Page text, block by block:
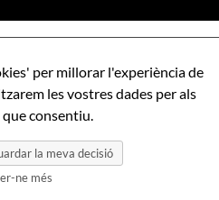
per millorar l'experiència de
les vostres dades per als
consentiu.
la meva decisió
ne més